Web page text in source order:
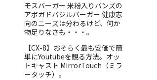
モスバーガー 米粉入りバンズの
アボガドバジルバーガー 健康志
向のニーズは分わるけど、何か
物足りなさも・・・。
【CX-8】おそらく最も安価で簡
単にYoutubeを観る方法。オッ
トキャスト MirrorTouch（ミラ
ータッチ）。